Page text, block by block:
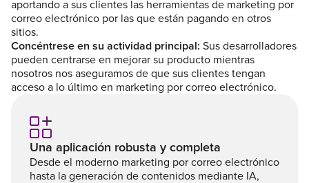
aportando a sus clientes las herramientas de marketing por
correo electrónico por las que están pagando en otros
sitios.
Concéntrese en su actividad principal: Sus desarrolladores
pueden centrarse en mejorar su producto mientras
nosotros nos aseguramos de que sus clientes tengan
acceso a lo último en marketing por correo electrónico.
Una aplicación robusta y completa
Desde el moderno marketing por correo electrónico
hasta la generación de contenidos mediante IA,